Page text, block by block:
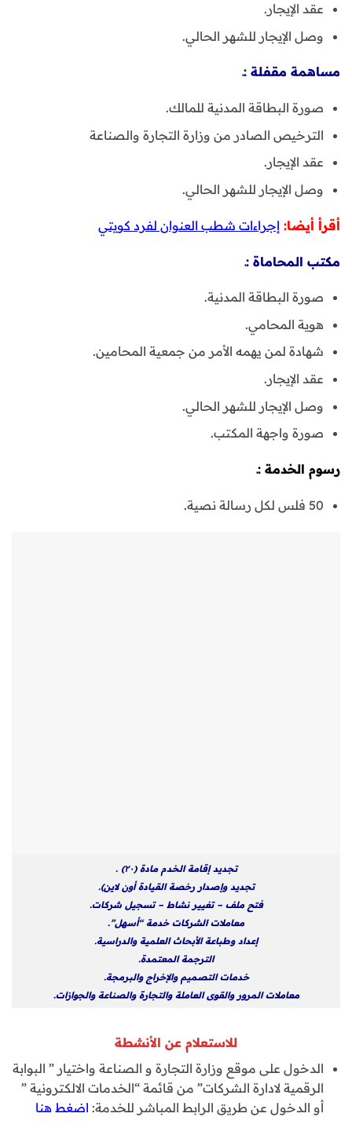
عقد الإيجار.
وصل الإيجار للشهر الحالي.
مساهمة مقفلة :ـ
صورة البطاقة المدنية للمالك.
الترخيص الصادر من وزارة التجارة والصناعة
عقد الإيجار.
وصل الإيجار للشهر الحالي.
أقرأ أيضا: إجراءات شطب العنوان لفرد كويتي
مكتب المحاماة :ـ
صورة البطاقة المدنية.
هوية المحامي.
شهادة لمن يهمه الأمر من جمعية المحامين.
عقد الإيجار.
وصل الإيجار للشهر الحالي.
صورة واجهة المكتب.
رسوم الخدمة :ـ
50 فلس لكل رسالة نصية.
تجديد إقامة الخدم مادة (۲۰) .
تجديد وإصدار رخصة القيادة أون لاين).
فتح ملف – تغيير نشاط – تسجيل شركات.
معاملات الشركات خدمة “أسهل”.
إعداد وطباعة الأبحاث العلمية والدراسية.
الترجمة المعتمدة.
خدمات التصميم والإخراج والبرمجة.
معاملات المرور والقوى العاملة والتجارة والصناعة والجوازات.
للاستعلام عن الأنشطة
الدخول على موقع وزارة التجارة و الصناعة واختيار ” البوابة
الرقمية لادارة الشركات” من قائمة “الخدمات الالكترونية ”
أو الدخول عن طريق الرابط المباشر للخدمة: اضغط هنا